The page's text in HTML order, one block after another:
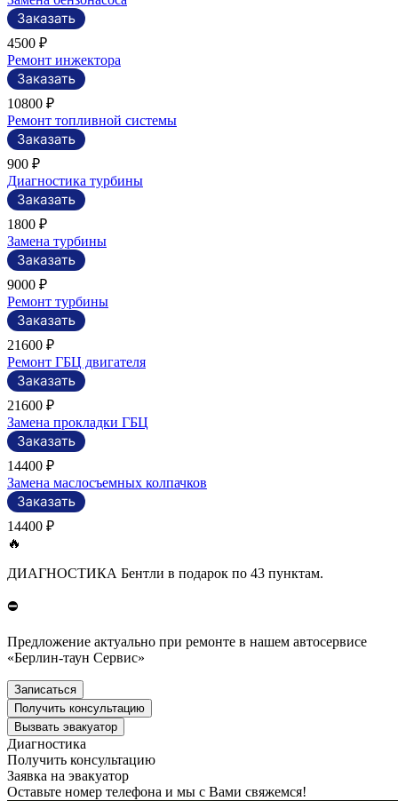
4500 ₽
Ремонт инжектора
10800 ₽
Ремонт топливной системы
900 ₽
Диагностика турбины
1800 ₽
Замена турбины
9000 ₽
Ремонт турбины
21600 ₽
Ремонт ГБЦ двигателя
21600 ₽
Замена прокладки ГБЦ
14400 ₽
Замена маслосъемных колпачков
14400 ₽
🔥
ДИАГНОСТИКА Бентли в подарок по 43 пунктам.
⛔
Предложение актуально при ремонте в нашем автосервисе
«Берлин-таун Сервис»
Записаться
Получить консультацию
Вызвать эвакуатор
Диагностика
Получить консультацию
Заявка на эвакуатор
Оставьте номер телефона и мы с Вами свяжемся!